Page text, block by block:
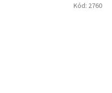
Kód: 2760